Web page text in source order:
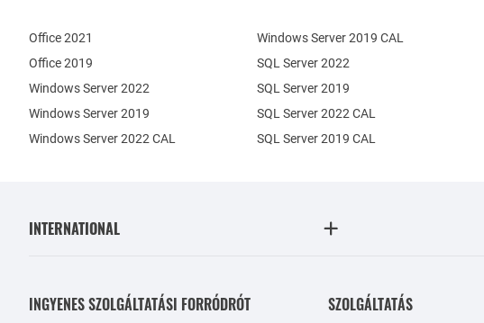
Office 2021
Office 2019
Windows Server 2022
Windows Server 2019
SQL Server 2022
SQL Server 2019
Windows Server 2022 CAL
Windows Server 2019 CAL
SQL Server 2022 CAL
SQL Server 2019 CAL
INTERNATIONAL
INGYENES SZOLGÁLTATÁSI FORRÓDRÓT SZOLGÁLTATÁS